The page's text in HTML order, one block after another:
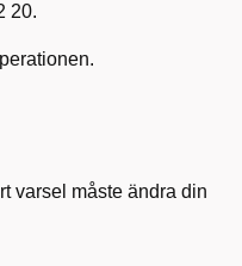
20.
varsel måste ändra din